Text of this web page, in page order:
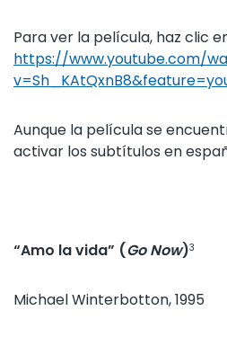
Para ver la película, haz clic
https://www.youtube.com/
Aunque la película se
activar los subtítulos en
“Amo la vida” (Go Now)3
Michael Winterbotton, 1995